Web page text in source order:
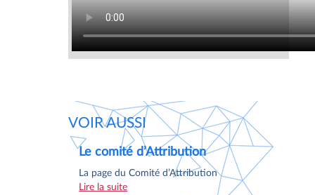
VOIR AUSSI
Le comité d’Attribution
La page du Comité d’Attribution
Lire la suite